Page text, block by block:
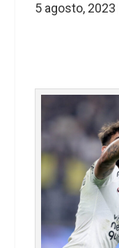
5 agosto, 2023